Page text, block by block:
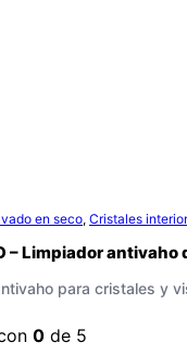
en seco, Cristales interior
– Limpiador
para cristales y
0 de 5